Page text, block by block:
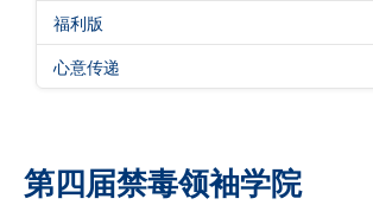
福利版
心意传递
第四届禁毒领袖学院